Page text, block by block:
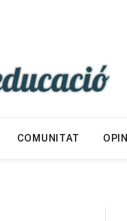
COMUNITAT